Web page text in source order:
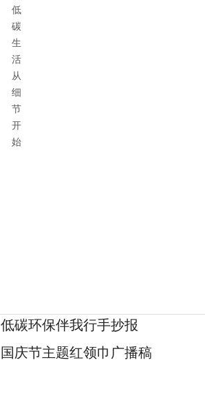
低
碳
生
活
从
细
节
开
始
低碳环保伴我行手抄报
国庆节主题红领巾广播稿